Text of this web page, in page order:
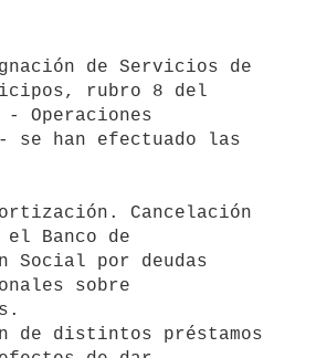
rubro 8 del
- Operaciones
se han efectuado las
el Banco de
sobre